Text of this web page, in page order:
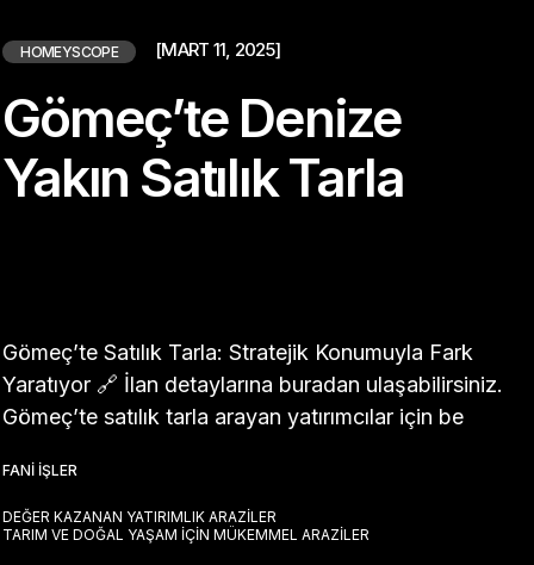
HOMEYSCOPE [MART 11, 2025]
Gömeç’te Denize
Yakın Satılık Tarla
Gömeç’te Satılık Tarla: Stratejik Konumuyla Fark
Yaratıyor 🔗 İlan detaylarına buradan ulaşabilirsiniz.
Gömeç’te satılık tarla arayan yatırımcılar için be
FANI İŞLER
DEĞER KAZANAN YATIRIMLIK ARAZILER
TARIM VE DOĞAL YAŞAM İÇIN MÜKEMMEL ARAZILER